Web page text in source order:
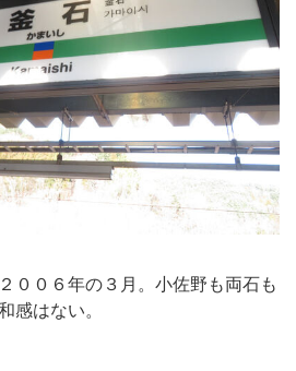
００６年の３月。小佐野も両石も
感はない。